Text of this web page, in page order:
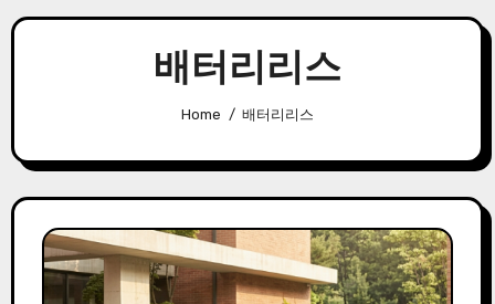
배터리리스
Home 배터리리스